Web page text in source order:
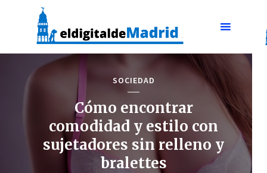
SOCIEDAD
Cómo encontrar
comodidad y estilo con
sujetadores sin relleno y
bralettes